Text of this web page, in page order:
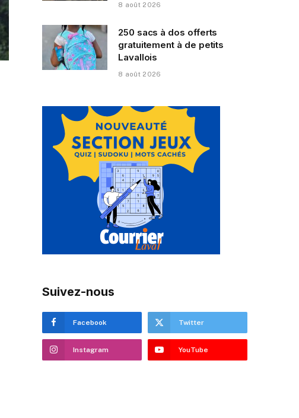
8 août 2026
250 sacs à dos offerts
gratuitement à de petits
Lavallois
8 août 2026
Suivez-nous
Facebook Twitter
Instagram YouTube